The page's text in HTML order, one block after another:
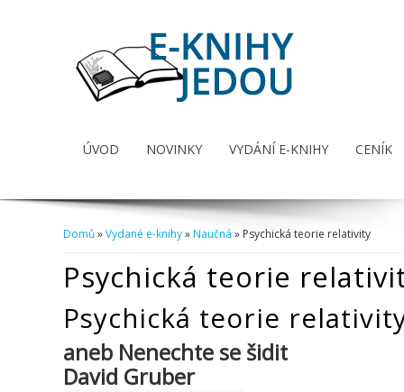
ÚVOD NOVINKY VYDÁNÍ E-KNIHY CENÍK
Domů»Vydané e-knihy»Naučná » Psychická teorie relativity
Psychická teorie
Psychická teorie
aneb Nenechte se šidit
David Gruber